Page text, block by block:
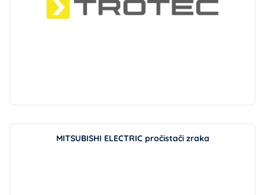
MITSUBISHI ELECTRIC pročistači zraka